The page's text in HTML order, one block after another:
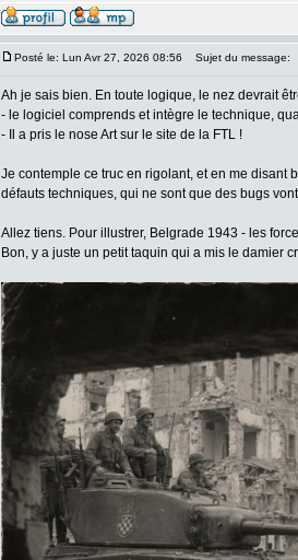
Posté le: Lun Avr 27, 2026 08:56 Sujet du message:
Ah je sais bien. En toute logique, le nez devrait
- le logiciel comprends et intègre le technique,
- Il a pris le nose Art sur le site de la FTL !
Je contemple ce truc en rigolant, et en me disant
défauts techniques, qui ne sont que des bugs
Allez tiens. Pour illustrer, Belgrade 1943 - les
Bon, y a juste un petit taquin qui a mis le damier